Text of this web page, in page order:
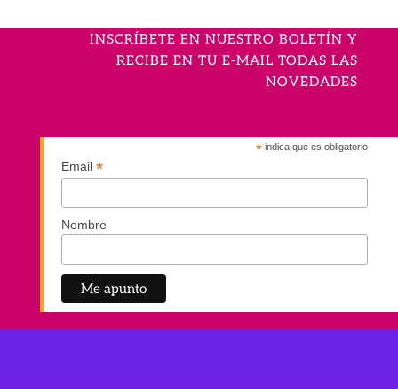
INSCRÍBETE EN NUESTRO BOLETÍN Y
RECIBE EN TU E-MAIL TODAS LAS
NOVEDADES
* indica que es obligatorio
Email *
Nombre